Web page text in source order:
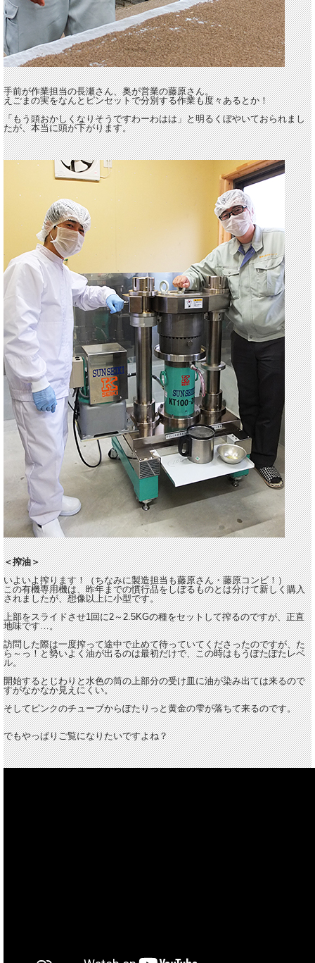
手前が作業担当の長瀬さん、奥が営業の藤原さん。
えごまの実をなんとピンセットで分別する作業も度々あるとか！
「もう頭おかしくなりそうですわーわはは」と明るくぼやいておられまし
たが、本当に頭が下がります。
＜搾油＞
いよいよ搾ります！（ちなみに製造担当も藤原さん・藤原コンビ！）
この有機専用機は、昨年までの慣行品をしぼるものとは分けて新しく購入
されましたが、想像以上に小型です。
上部をスライドさせ1回に2～2.5KGの種をセットして搾るのですが、正直
地味です…。
訪問した際は一度搾って途中で止めて待っていてくださったのですが、た
ら～っ！と勢いよく油が出るのは最初だけで、この時はもうぽたぽたレベ
ル。
開始するとじわりと水色の筒の上部分の受け皿に油が染み出ては来るので
すがなかなか見えにくい。
そしてピンクのチューブからぽたりっと黄金の雫が落ちて来るのです。
でもやっぱりご覧になりたいですよね？